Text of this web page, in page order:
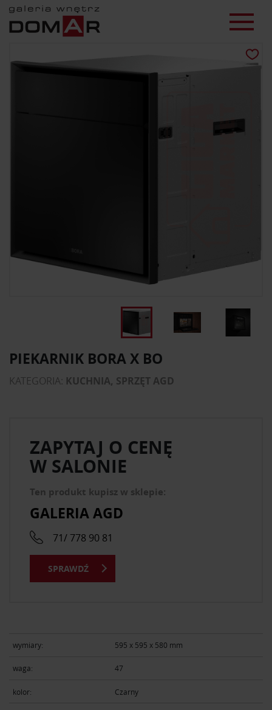
PIEKARNIK BORA X BO
KATEGORIA: KUCHNIA, SPRZĘT AGD
wymiary: 595 x 595 x 580 mm
waga: 47
kolor: Czarny
ZAPYTAJ O CENĘ
W SALONIE
Ten produkt kupisz w sklepie:
GALERIA AGD
71/ 778 90 81
SPRAWDŹ